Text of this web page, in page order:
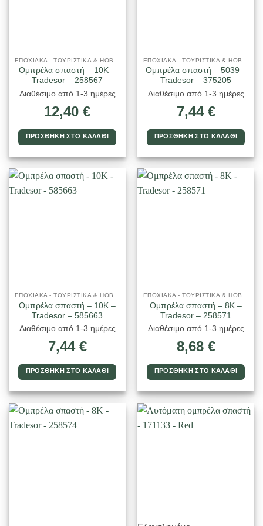
Ομπρέλα σπαστή – 10K –
Tradesor – 258567
Διαθέσιμο από 1-3 ημέρες
12,40 €
ΠΡΟΣΘΉΚΗ ΣΤΟ ΚΑΛΆΘΙ
Ομπρέλα σπαστή – 5039 –
Tradesor – 375205
Διαθέσιμο από 1-3 ημέρες
7,44 €
ΠΡΟΣΘΉΚΗ ΣΤΟ ΚΑΛΆΘΙ
Ομπρέλα σπαστή – 10K –
Tradesor – 585663
Διαθέσιμο από 1-3 ημέρες
7,44 €
ΠΡΟΣΘΉΚΗ ΣΤΟ ΚΑΛΆΘΙ
Ομπρέλα σπαστή – 8K –
Tradesor – 258571
Διαθέσιμο από 1-3 ημέρες
8,68 €
ΠΡΟΣΘΉΚΗ ΣΤΟ ΚΑΛΆΘΙ